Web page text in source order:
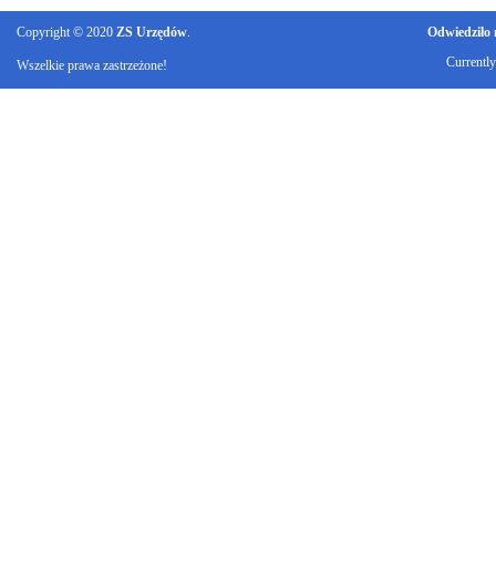
Copyright © 2020 ZS Urzędów.
Wszelkie prawa zastrzeżone!
Odwiedziło